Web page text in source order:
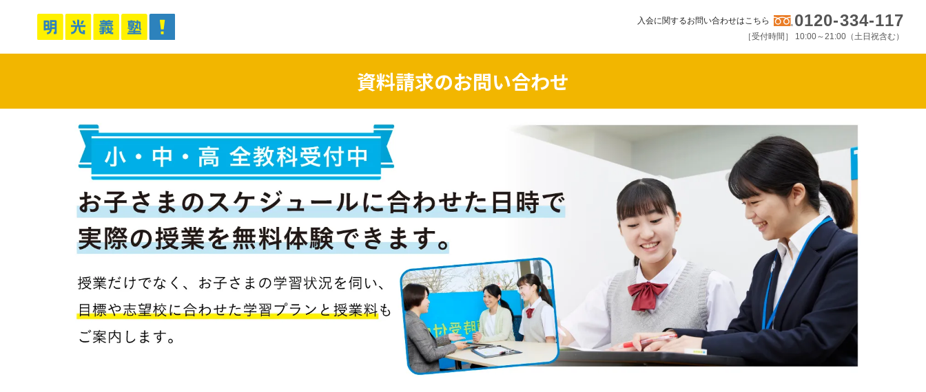
入会に関するお問い合わせはこちら 0120-334-117
［受付時間］ 10:00～21:00（土日祝含む）
資料請求のお問い合わせ